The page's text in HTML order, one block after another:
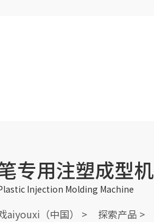
专用注塑成型机
Injection Molding Machine
aiyouxi（中国） > 探索产品 >